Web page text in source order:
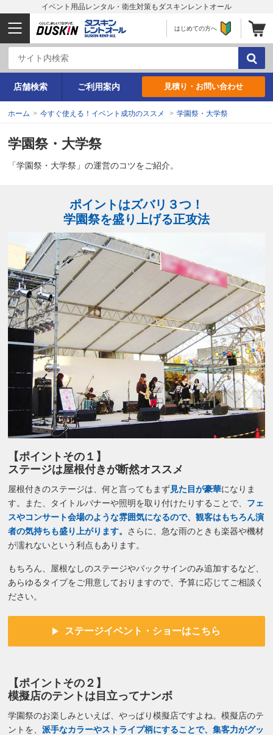
イベント用品レンタル・衛生対策もダスキンレントオール
はじめての方へ
店舗検索 ご利用案内 見積り・お問い合わせ
ホーム > 今すぐ使える！イベント成功のススメ > 学園祭・大学祭
学園祭・大学祭
「学園祭・大学祭」の運営のコツをご紹介。
ポイントはズバリ３つ！
学園祭を盛り上げる正攻法
【ポイントその１】
ステージは屋根付きが断然オススメ
屋根付きのステージは、何と言ってもまず見た目が豪華になりま
す。また、タイトルバナーや照明を取り付けたりすることで、 フェ
スやコンサート会場のような雰囲気になるので、観客はもちろん演
者の気持ちも盛り上がります。 さらに、急な雨のときも楽器や機材
が濡れないという利点もあります。
もちろん、屋根なしのステージやバックサインのみ追加するなど、
あらゆるタイプをご用意しておりますので、予算に応じてご相談く
ださい。
ステージイベント・ショーはこちら
【ポイントその２】
模擬店のテントは目立ってナンボ
学園祭のお楽しみといえば、やっぱり模擬店ですよね。模擬店のテ
ントを、派手なカラーやストライプ柄にすることで、集客力がグッ